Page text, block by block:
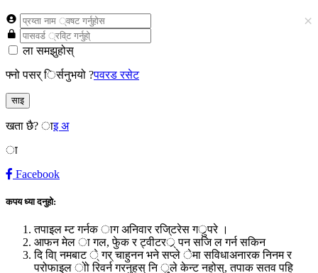
×
ला समझुहोस्
फ्नो पसर् िर्सनुभयो ?पवरड रसेट
साइ
खता छै?ाइ अ
ा
Facebook
कपय ध्या दनुहो:
तपाइल म्ट गर्नक ाग अनिवार रजि्टरेस गर्ुपरे ।
आफन मेल ा गल, फेुक र ट्वीटरर्् पन सजि ल गर्न सकिन
दि वा्ि नमबाट े् गर् चाहुनन भने सप्ले ेमा सविधाअनारक निनम र
परोफाइल ोो रिवर्न गरनुहस् नि ु्ले केन्ट नहोस्, तपाक सतव पहि